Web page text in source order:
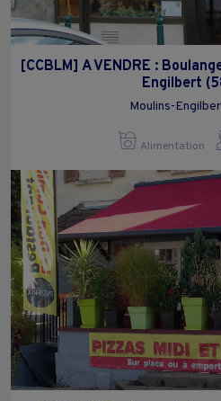
[CCBLM] A VENDRE :
Engilbert
Moulins-
Alimentation